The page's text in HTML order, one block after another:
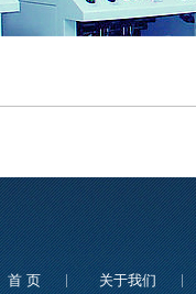
首 页 关于我们